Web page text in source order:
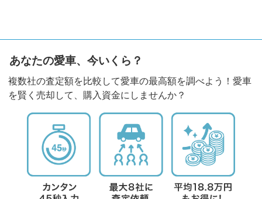
あなたの愛車、今いくら？
複数社の査定額を比較して愛車の最高額を調べよう！愛車
を賢く売却して、購入資金にしませんか？